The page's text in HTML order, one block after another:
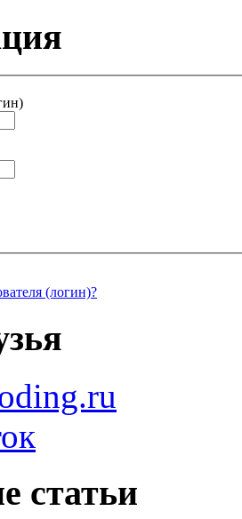
(логин)?
статьи